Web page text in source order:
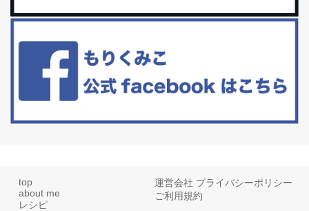
白髪・美容・免疫力、現代人に足りないのは海藻！
リーブオイルorごま油をたらす。&n...
top
about me
レシピ
運営会社 プライバシーポリシー
ご利用規約